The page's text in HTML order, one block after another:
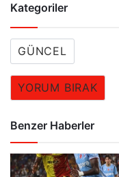
Kategoriler
GÜNCEL
YORUM BIRAK
Benzer Haberler